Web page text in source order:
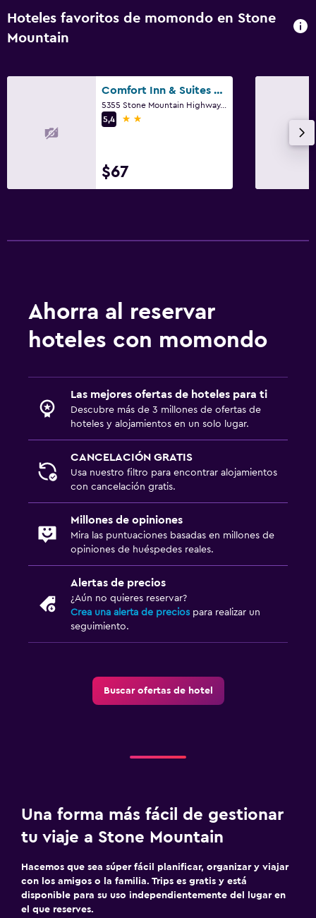
Hoteles favoritos de momondo en Stone
Mountain
Comfort Inn & Suites at Stone Mountain
5355 Stone Mountain Highway, Stone Mountain, GA
5,4
2 estrellas
$67
Ahorra al reservar
hoteles con momondo
Las mejores ofertas de hoteles para ti
Descubre más de 3 millones de ofertas de
hoteles y alojamientos en un solo lugar.
CANCELACIÓN GRATIS
Usa nuestro filtro para encontrar alojamientos
con cancelación gratis.
Millones de opiniones
Mira las puntuaciones basadas en millones de
opiniones de huéspedes reales.
Alertas de precios
¿Aún no quieres reservar?
Crea una alerta de precios para realizar un
seguimiento.
Buscar ofertas de hotel
Una forma más fácil de gestionar
tu viaje a Stone Mountain
Hacemos que sea súper fácil planificar, organizar y viajar
con los amigos o la familia. Trips es gratis y está
disponible para su uso independientemente del lugar en
el que reserves.